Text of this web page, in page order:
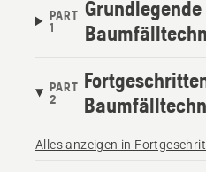
PART
1
Grundlegende
PART
2
Alles anzeigen in